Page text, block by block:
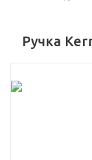
Ручка